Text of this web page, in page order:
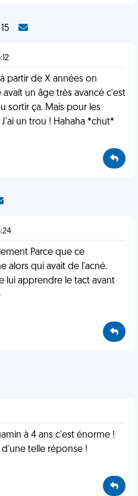
partir de X années on
un âge très avancé c'est
sortir ça. Mais pour les
un trou ! Hahaha *chut*
Parce que ce
alors qui avait de l'acné.
lui apprendre le tact avant
à 4 ans c'est énorme !
telle réponse !